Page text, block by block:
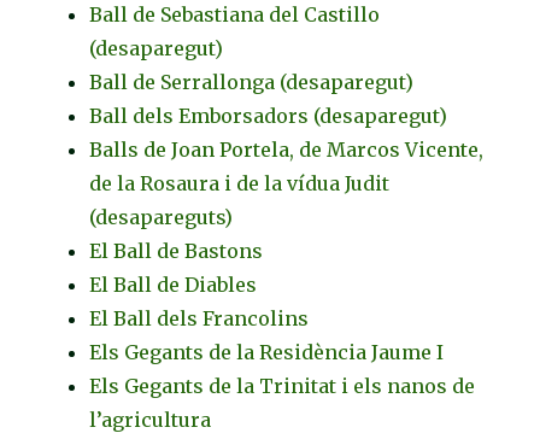
Ball de Sebastiana del Castillo
(desaparegut)
Ball de Serrallonga (desaparegut)
Ball dels Emborsadors (desaparegut)
Balls de Joan Portela, de Marcos Vicente,
de la Rosaura i de la vídua Judit
(desapareguts)
El Ball de Bastons
El Ball de Diables
El Ball dels Francolins
Els Gegants de la Residència Jaume I
Els Gegants de la Trinitat i els nanos de
l’agricultura